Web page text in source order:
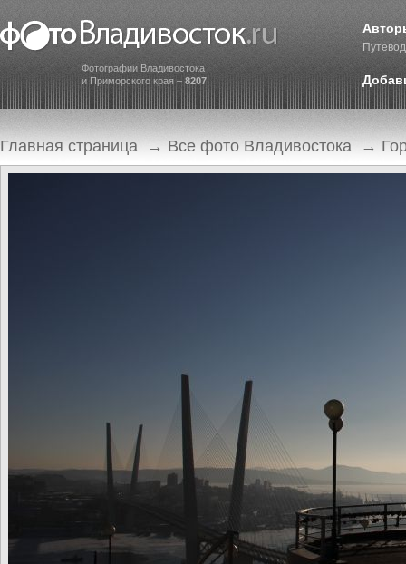
Фотографии Владивостока
и Приморского края – 8207
Главная страница → Все фото Владивостока →